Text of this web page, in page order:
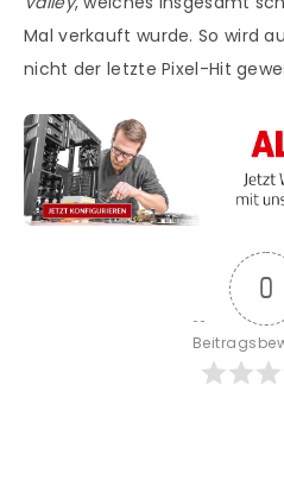
Mal verkauft wurde. So wird
nicht der letzte Pixel-Hit
0